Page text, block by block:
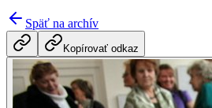
Späť na archív
Kopírovať odkaz